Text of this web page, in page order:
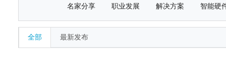
名家分享 职业发展 解决方案 智能硬
全部 最新发布